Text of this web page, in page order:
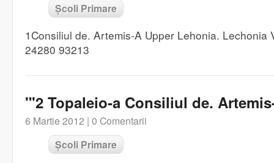
Școli Primare
1Consiliul de. Artemis-A Upper Lehonia. Lechonia
24280 93213
"'2 Topaleio-a Consiliul de.
6 Martie 2012 | 0 Comentarii
Școli Primare